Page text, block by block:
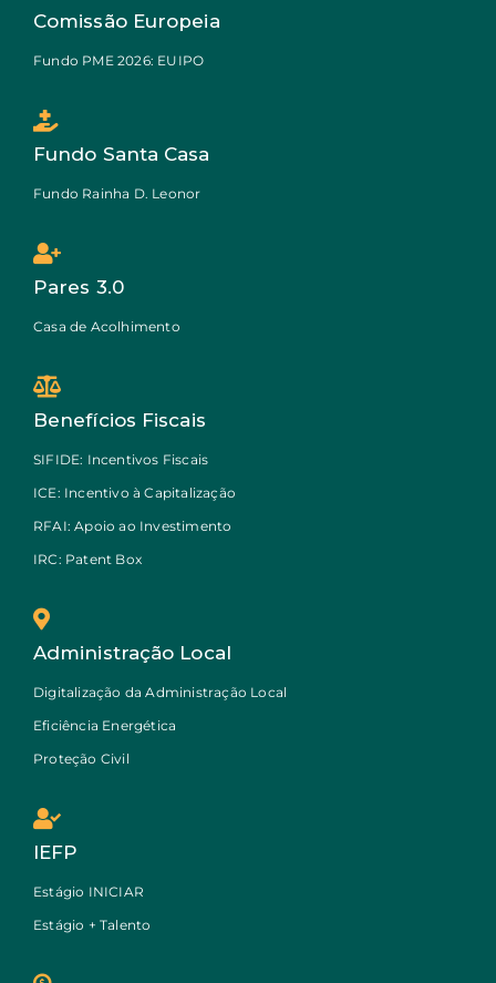
Comissão Europeia
Fundo PME 2026: EUIPO
Fundo Santa Casa
Fundo Rainha D. Leonor
Pares 3.0
Casa de Acolhimento
Benefícios Fiscais
SIFIDE: Incentivos Fiscais
ICE: Incentivo à Capitalização
RFAI: Apoio ao Investimento
IRC: Patent Box
Administração Local
Digitalização da Administração Local
Eficiência Energética
Proteção Civil
IEFP
Estágio INICIAR
Estágio + Talento